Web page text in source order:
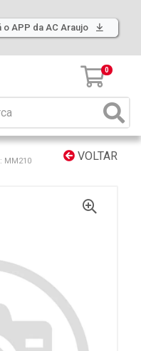
o APP da AC Araujo
0
VOLTAR
MM210